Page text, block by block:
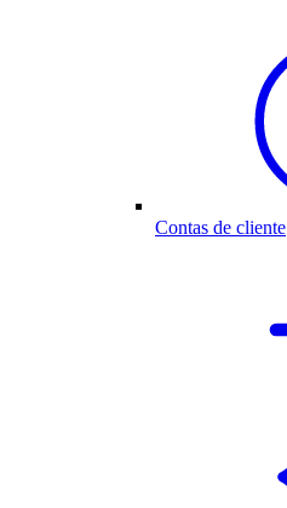
Contas de cliente